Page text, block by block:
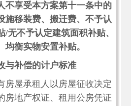
不享受本方案第十一条中的
施移装费、搬迁费、不予认
/无不予认定建筑面积补贴、
衡实物安置补贴。
与补偿的计户标准
房屋承租人以房屋征收决定
房地产权证、租用公房凭证